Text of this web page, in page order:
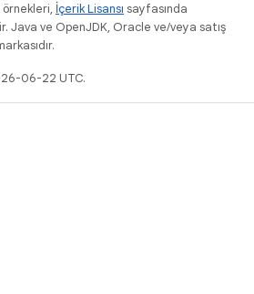
örnekleri, İçerik Lisansı sayfasında
Java ve OpenJDK, Oracle ve/veya satış
06-22 UTC.